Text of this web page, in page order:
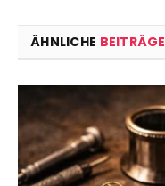
ÄHNLICHE BEITRÄGE